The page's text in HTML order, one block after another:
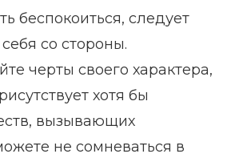
беспокоиться, следует
со стороны.
черты своего характера,
хотя бы
вызывающих
не сомневаться в